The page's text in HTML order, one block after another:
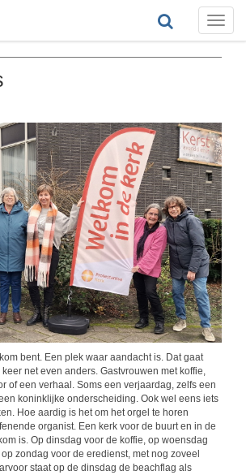
Toggle
bent. Een plek waar aandacht is. Dat gaat
net even anders. Gastvrouwen met koffie,
of een verhaal. Soms een verjaardag, zelfs een
koninklijke onderscheiding. Ook wel eens iets
Hoe aardig is het om het orgel te horen
organist. Een kerk voor de buurt en in de
is. Op dinsdag voor de koffie, op woensdag
zondag voor de eredienst, met nog zoveel
staat op de dinsdag de beachflag als